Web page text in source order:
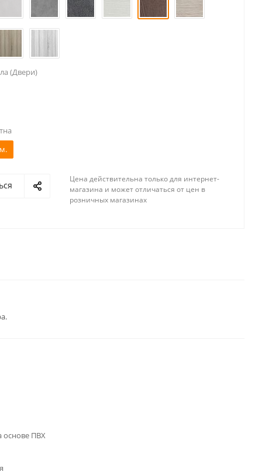
(Двери)
Цена действительна только для интернет-
магазина и может отличаться от цен в
розничных магазинах
основе ПВХ